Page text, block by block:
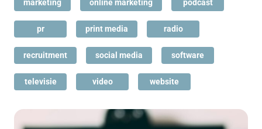
marketing online marketing podcast
pr print media radio
recruitment social media software
televisie video website